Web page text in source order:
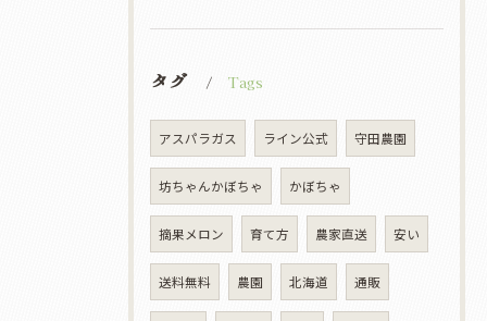
タグ Tags
アスパラガス ライン公式 守田農園
坊ちゃんかぼちゃ かぼちゃ
摘果メロン 育て方 農家直送 安い
送料無料 農園 北海道 通販